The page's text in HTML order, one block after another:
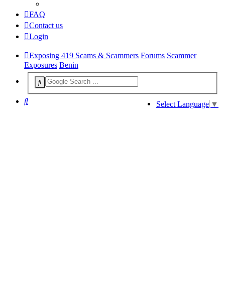
FAQ
Contact us
Login
Exposing 419 Scams & Scammers Forums Scammer
Exposures Benin
Select Language ▼
Search